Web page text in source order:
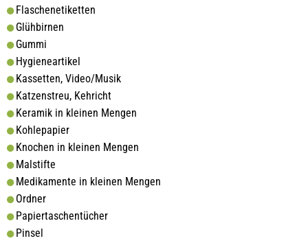
Flaschenetiketten
Glühbirnen
Gummi
Hygieneartikel
Kassetten, Video/Musik
Katzenstreu, Kehricht
Keramik in kleinen Mengen
Kohlepapier
Knochen in kleinen Mengen
Malstifte
Medikamente in kleinen Mengen
Ordner
Papiertaschentücher
Pinsel